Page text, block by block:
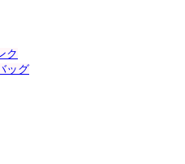
ク
ッグ